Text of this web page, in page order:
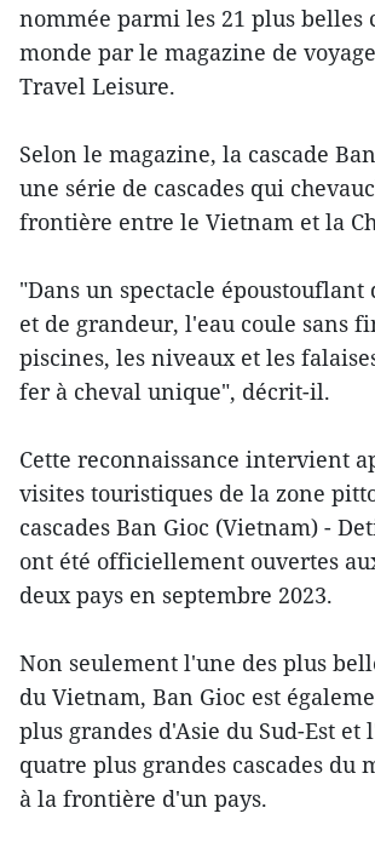
nommée parmi les 21 plus belles
monde par le magazine de
Travel Leisure.
Selon le magazine, la cascade
une série de cascades qui
frontière entre le Vietnam et la
"Dans un spectacle époustouflant
et de grandeur, l'eau coule sans
piscines, les niveaux et les
fer à cheval unique", décrit-il.
Cette reconnaissance intervient
visites touristiques de la zone
cascades Ban Gioc (Vietnam) -
ont été officiellement ouvertes
deux pays en septembre 2023.
Non seulement l'une des plus
du Vietnam, Ban Gioc est
plus grandes d'Asie du Sud-Est et
quatre plus grandes cascades du
à la frontière d'un pays.